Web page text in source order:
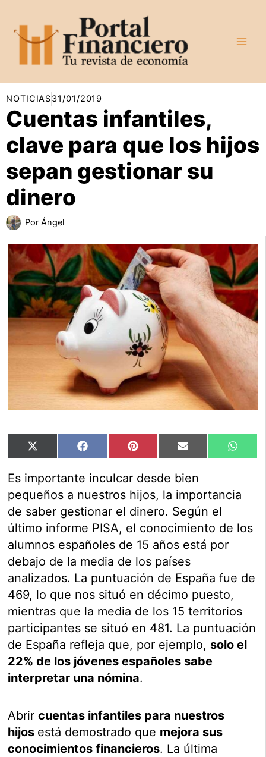
contenido
NOTICIAS31/01/2019
Cuentas infantiles,
clave para que los hijos
sepan gestionar su
dinero
Por Ángel
Compartir
en
X
(Twitter)
Compartir
en
Facebook Compartir
en
Pinterest Compartir
en
Email
en
Es importante inculcar desde bien
pequeños a nuestros hijos, la importancia
de saber gestionar el dinero. Según el
último informe PISA, el conocimiento de los
alumnos españoles de 15 años está por
debajo de la media de los países
analizados. La puntuación de España fue de
469, lo que nos situó en décimo puesto,
mientras que la media de los 15 territorios
participantes se situó en 481. La puntuación
de España refleja que, por ejemplo, solo el
22% de los jóvenes españoles sabe
interpretar una nómina.
Abrircuentas infantiles para nuestros
hijos está demostrado que mejora sus
conocimientos financieros. La última